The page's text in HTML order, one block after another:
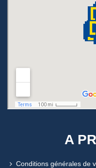
A
Conditions générales de